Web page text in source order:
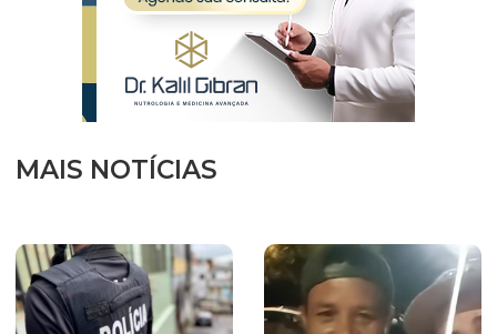
MAIS NOTÍCIAS